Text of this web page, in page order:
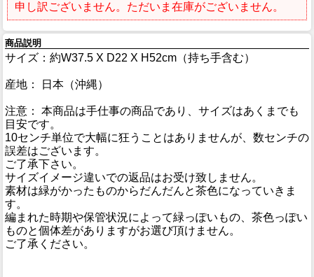
申し訳ございません。ただいま在庫がございません。
商品説明
サイズ：約W37.5 X D22 X H52cm（持ち手含む）
産地： 日本（沖縄）
注意： 本商品は手仕事の商品であり、サイズはあくまでも
目安です。
10センチ単位で大幅に狂うことはありませんが、数センチの
誤差はございます。
ご了承下さい。
サイズイメージ違いでの返品はお受け致しません。
素材は緑がかったものからだんだんと茶色になっていきま
す。
編まれた時期や保管状況によって緑っぽいもの、茶色っぽい
ものと個体差がありますがお選び頂けません。
ご了承ください。